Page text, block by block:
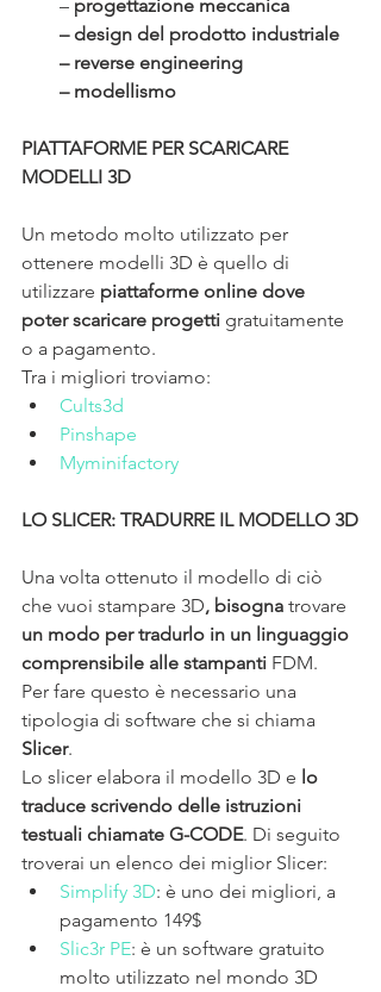
– progettazione meccanica
– design del prodotto industriale
– reverse engineering
– modellismo
PIATTAFORME PER SCARICARE
MODELLI 3D
Un metodo molto utilizzato per
ottenere modelli 3D è quello di
utilizzare piattaforme online dove
poter scaricare progetti gratuitamente
o a pagamento.
Tra i migliori troviamo:
Cults3d
Pinshape
Myminifactory
LO SLICER: TRADURRE IL MODELLO 3D
Una volta ottenuto il modello di ciò
che vuoi stampare 3D, bisogna trovare
un modo per tradurlo in un linguaggio
comprensibile alle stampanti FDM.
Per fare questo è necessario una
tipologia di software che si chiama
Slicer.
Lo slicer elabora il modello 3D e lo
traduce scrivendo delle istruzioni
testuali chiamate G-CODE. Di seguito
troverai un elenco dei miglior Slicer:
Simplify 3D: è uno dei migliori, a
pagamento 149$
Slic3r PE: è un software gratuito
molto utilizzato nel mondo 3D